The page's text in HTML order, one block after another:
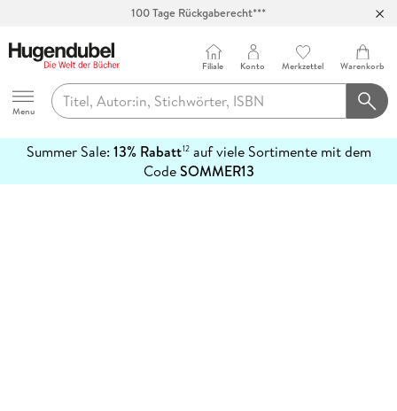
100 Tage Rückgaberecht***
Hugendubel
Menu
Filiale Konto Merkzettel Warenkorb
Summer Sale: 13% Rabatt12auf viele Sortimente mit dem
CodeSOMMER13
erfahren